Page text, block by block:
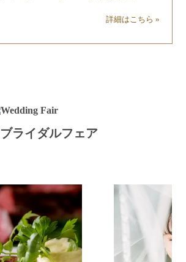
詳細はこちら »
ブライダルフェア